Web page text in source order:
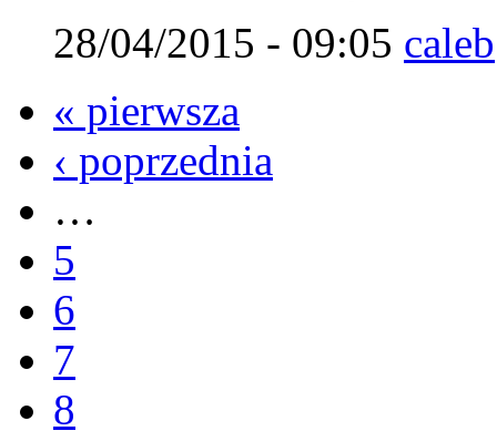
28/04/2015 - 09:05 caleb
« pierwsza
‹ poprzednia
…
5
6
7
8